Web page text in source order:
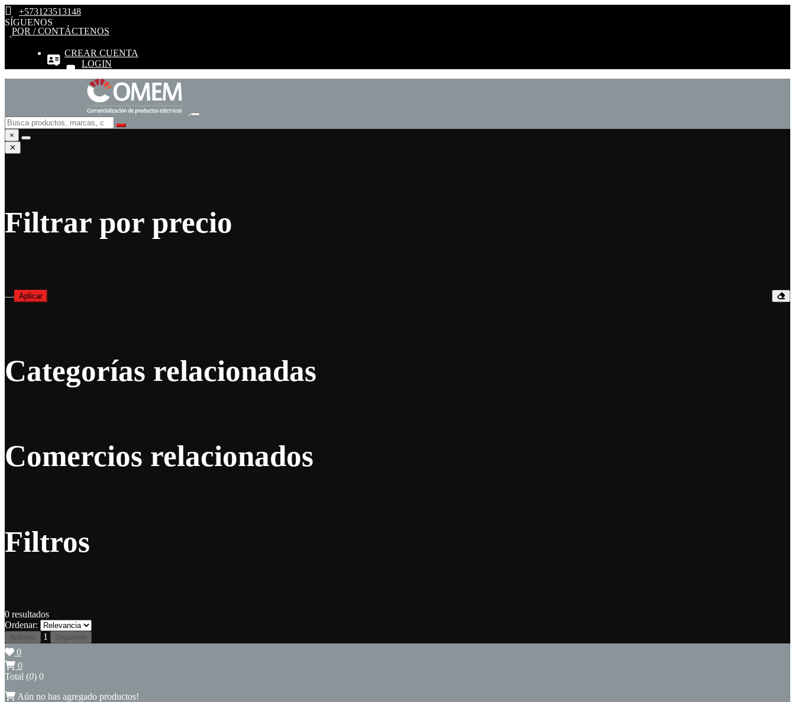
+573123513148
SÍGUENOS
PQR / CONTÁCTENOS
CREAR CUENTA
LOGIN
×
✕
Filtrar por precio
— Aplicar
Categorías relacionadas
Comercios relacionados
Filtros
0 resultados
Ordenar:
Anterior 1 Siguiente
0
0
Total (0) 0
Aún no has agregado productos!